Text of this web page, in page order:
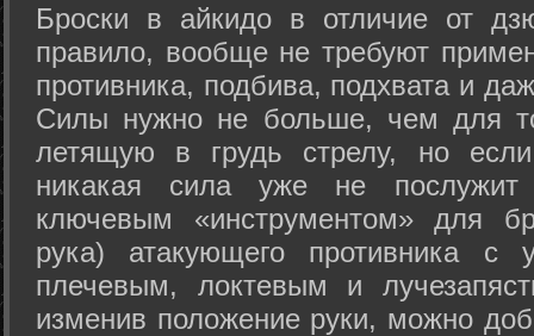
Броски в айкидо в отличие от
правило, вообще не требуют
противника, подбива, подхвата и
Силы нужно не больше, чем для
летящую в грудь стрелу, но
никакая сила уже не
ключевым «инструментом» для
рука) атакующего противника с
плечевым, локтевым и
изменив положение руки, можно